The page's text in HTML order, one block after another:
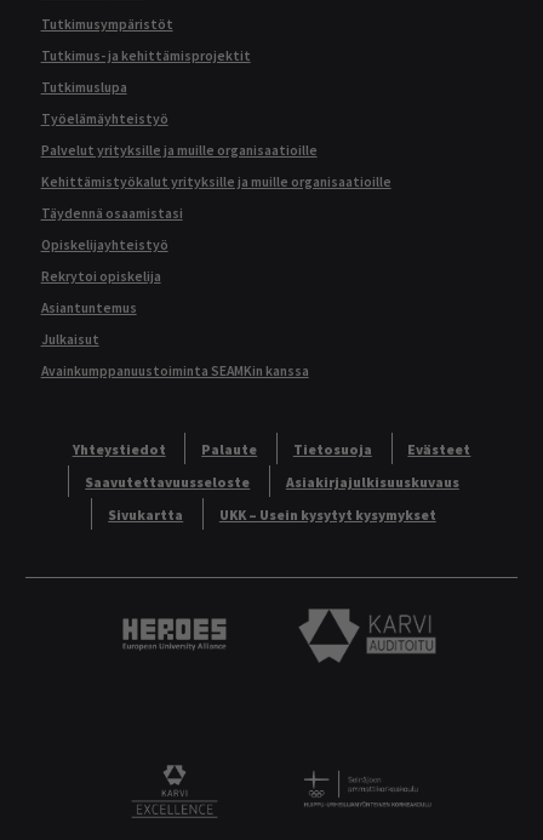
Tutkimusympäristöt
Tutkimus- ja kehittämisprojektit
Tutkimuslupa
Työelämäyhteistyö
Palvelut yrityksille ja muille organisaatioille
Kehittämistyökalut yrityksille ja muille organisaatioille
Täydennä osaamistasi
Opiskelijayhteistyö
Rekrytoi opiskelija
Asiantuntemus
Julkaisut
Avainkumppanuustoiminta SEAMKin kanssa
Yhteystiedot Palaute Tietosuoja
Evästeet
Saavutettavuusseloste
Asiakirjajulkisuuskuvaus
Sivukartta
UKK – Usein kysytyt kysymykset
Heroes European University Alliance logo
Karvi Auditoitu logo
KARVI Excellence logo.Logo